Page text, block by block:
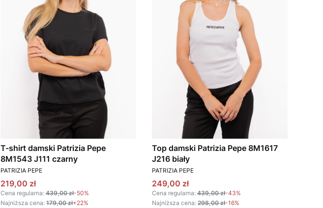
T-shirt damski Patrizia Pepe
8M1543 J111 czarny
PRODUCENT
PATRIZIA PEPE
Cena promocyjna
219,00 zł
Cena regularna: 439,00 zł-50%
Najniższa cena: 179,00 zł+22%
Top damski Patrizia Pepe 8M1617
J216 biały
PRODUCENT
PATRIZIA PEPE
Cena promocyjna
249,00 zł
Cena regularna: 439,00 zł-43%
Najniższa cena: 298,00 zł-16%